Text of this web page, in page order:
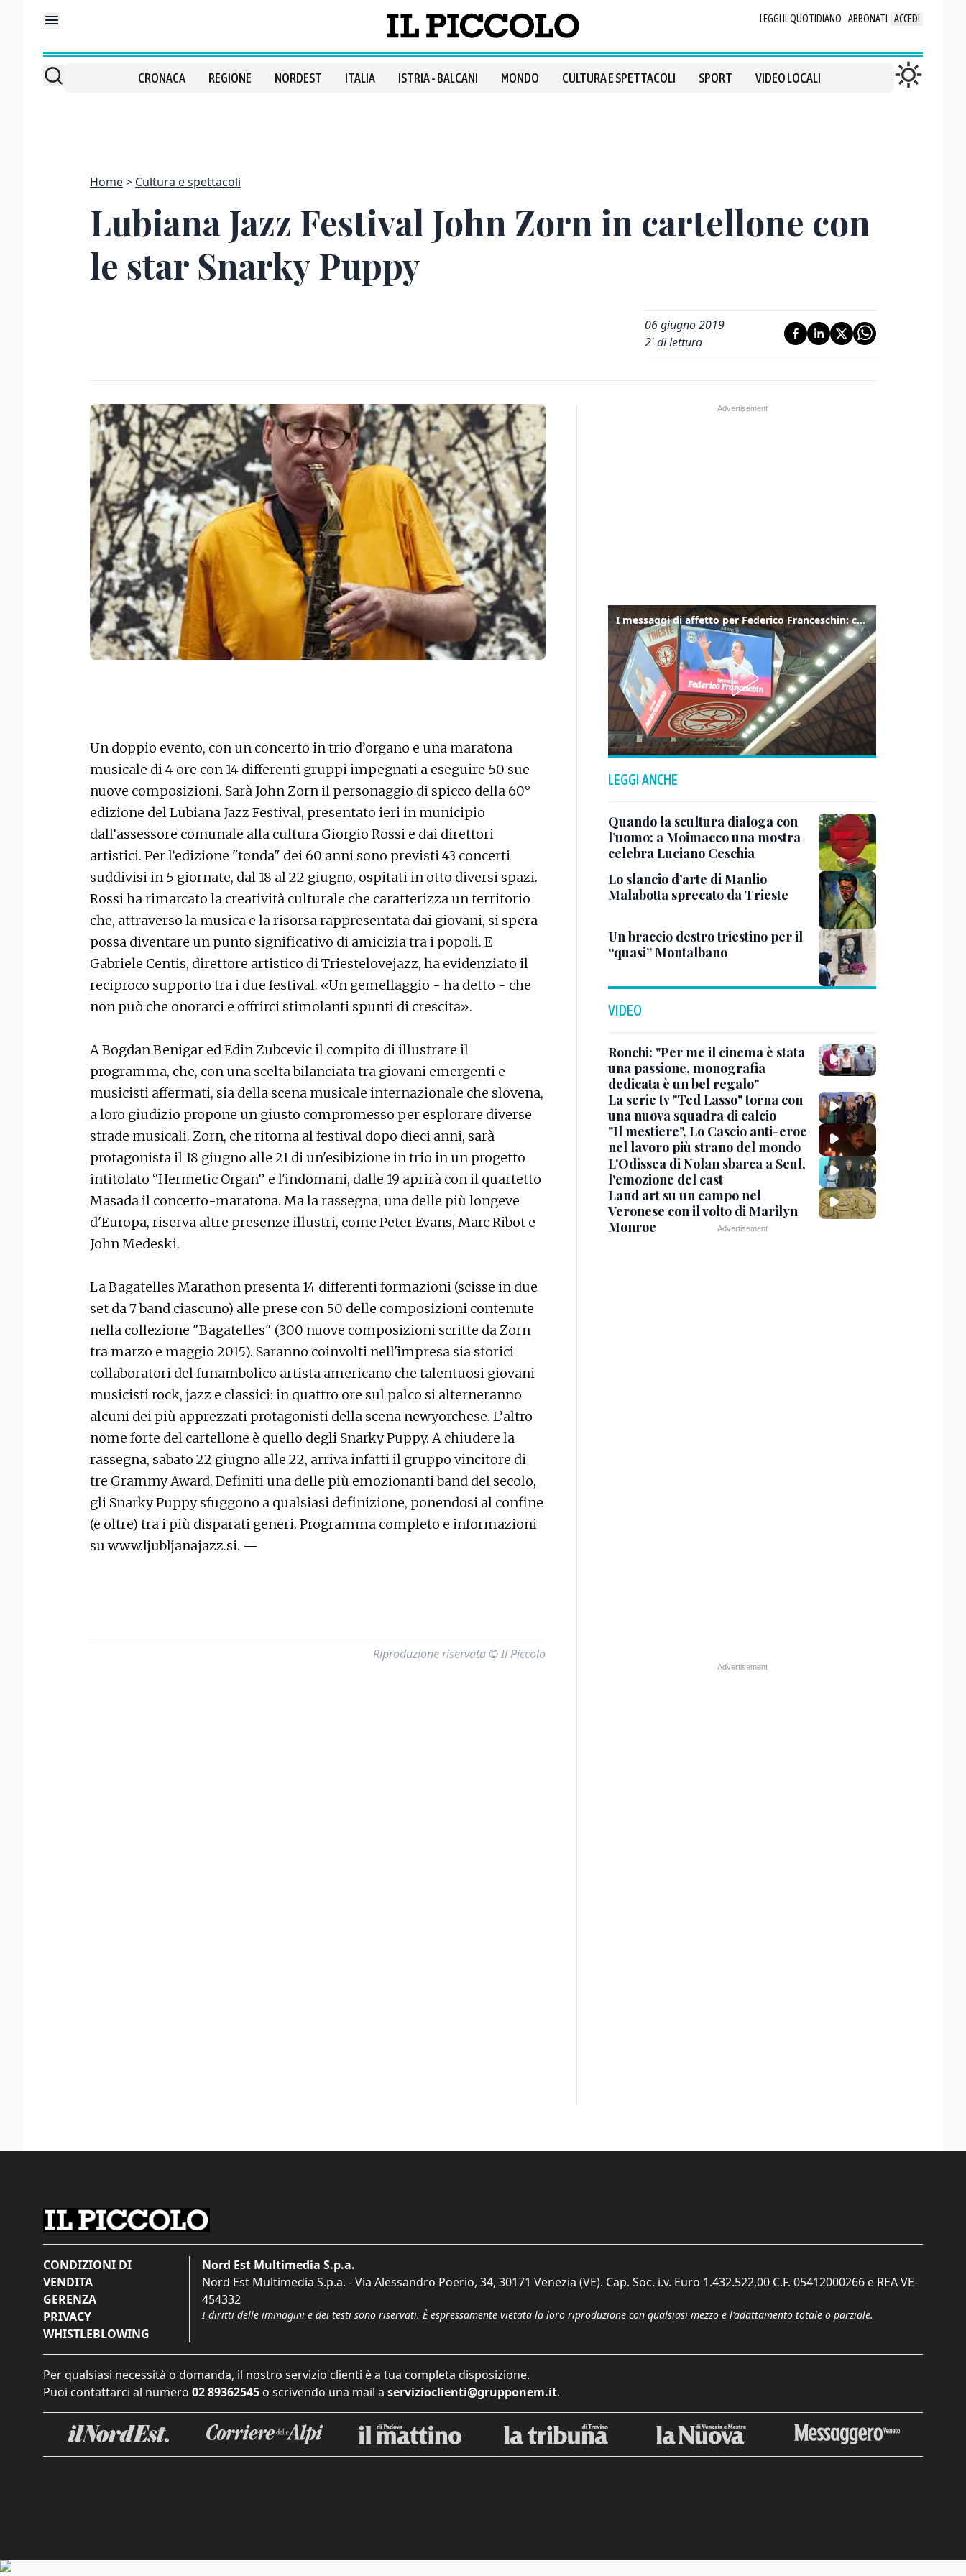
LEGGI IL QUOTIDIANO ABBONATI ACCEDI
CRONACA REGIONE NORDEST ITALIA ISTRIA - BALCANI MONDO CULTURA E SPETTACOLI SPORT VIDEO LOCALI
Home Cultura e spettacoli
Lubiana Jazz Festival John Zorn in cartellone con
le star Snarky Puppy
06 giugno 2019
2' di lettura
Un doppio evento, con un concerto in trio d’organo e una maratona
musicale di 4 ore con 14 differenti gruppi impegnati a eseguire 50 sue
nuove composizioni. Sarà John Zorn il personaggio di spicco della 60°
edizione del Lubiana Jazz Festival, presentato ieri in municipio
dall’assessore comunale alla cultura Giorgio Rossi e dai direttori
artistici. Per l’edizione "tonda" dei 60 anni sono previsti 43 concerti
suddivisi in 5 giornate, dal 18 al 22 giugno, ospitati in otto diversi spazi.
Rossi ha rimarcato la creatività culturale che caratterizza un territorio
che, attraverso la musica e la risorsa rappresentata dai giovani, si spera
possa diventare un punto significativo di amicizia tra i popoli. E
Gabriele Centis, direttore artistico di Triestelovejazz, ha evidenziato il
reciproco supporto tra i due festival. «Un gemellaggio - ha detto - che
non può che onorarci e offrirci stimolanti spunti di crescita».
A Bogdan Benigar ed Edin Zubcevic il compito di illustrare il
programma, che, con una scelta bilanciata tra giovani emergenti e
musicisti affermati, sia della scena musicale internazionale che slovena,
a loro giudizio propone un giusto compromesso per esplorare diverse
strade musicali. Zorn, che ritorna al festival dopo dieci anni, sarà
protagonista il 18 giugno alle 21 di un'esibizione in trio in un progetto
intitolato “Hermetic Organ” e l'indomani, dalle 19 aprirà con il quartetto
Masada il concerto-maratona. Ma la rassegna, una delle più longeve
d'Europa, riserva altre presenze illustri, come Peter Evans, Marc Ribot e
John Medeski.
La Bagatelles Marathon presenta 14 differenti formazioni (scisse in due
set da 7 band ciascuno) alle prese con 50 delle composizioni contenute
nella collezione "Bagatelles" (300 nuove composizioni scritte da Zorn
tra marzo e maggio 2015). Saranno coinvolti nell'impresa sia storici
collaboratori del funambolico artista americano che talentuosi giovani
musicisti rock, jazz e classici: in quattro ore sul palco si alterneranno
alcuni dei più apprezzati protagonisti della scena newyorchese. L’altro
nome forte del cartellone è quello degli Snarky Puppy. A chiudere la
rassegna, sabato 22 giugno alle 22, arriva infatti il gruppo vincitore di
tre Grammy Award. Definiti una delle più emozionanti band del secolo,
gli Snarky Puppy sfuggono a qualsiasi definizione, ponendosi al confine
(e oltre) tra i più disparati generi. Programma completo e informazioni
su www.ljubljanajazz.si. —
Riproduzione riservata © Il Piccolo
I messaggi di affetto per Federico Franceschin: così il mondo del basket gli è stato accanto fino all’ultimo
LEGGI ANCHE
Quando la scultura dialoga con
l’uomo: a Moimacco una mostra
celebra Luciano Ceschia
Lo slancio d’arte di Manlio
Malabotta sprecato da Trieste
Un braccio destro triestino per il
“quasi” Montalbano
VIDEO
Ronchi: "Per me il cinema è stata
una passione, monografia
dedicata è un bel regalo"
La serie tv "Ted Lasso" torna con
una nuova squadra di calcio
"Il mestiere", Lo Cascio anti-eroe
nel lavoro più strano del mondo
L'Odissea di Nolan sbarca a Seul,
l'emozione del cast
Land art su un campo nel
Veronese con il volto di Marilyn
Monroe
CONDIZIONI DI
VENDITA
GERENZA
PRIVACY
WHISTLEBLOWING
Nord Est Multimedia S.p.a.
Nord Est Multimedia S.p.a. - Via Alessandro Poerio, 34, 30171 Venezia (VE). Cap. Soc. i.v. Euro 1.432.522,00 C.F. 05412000266 e REA VE-
454332
I diritti delle immagini e dei testi sono riservati. È espressamente vietata la loro riproduzione con qualsiasi mezzo e l'adattamento totale o parziale.
Per qualsiasi necessità o domanda, il nostro servizio clienti è a tua completa disposizione.
Puoi contattarci al numero 02 89362545 o scrivendo una mail a servizioclienti@grupponem.it.